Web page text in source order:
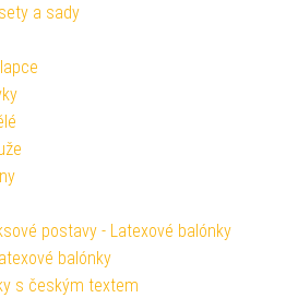
a sady
postavy - Latexové balónky
balónky
s českým textem